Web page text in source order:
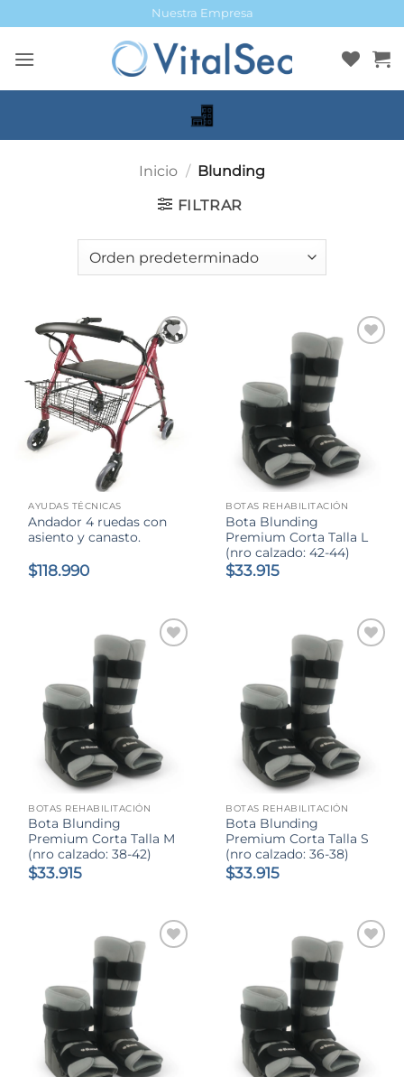
al
contenido
Nuestra Empresa
Inicio / Blunding
FILTRAR
AYUDAS TÉCNICAS
Andador 4 ruedas con
asiento y canasto.
$118.990
BOTAS REHABILITACIÓN
Bota Blunding
Premium Corta Talla L
(nro calzado: 42-44)
$33.915
BOTAS REHABILITACIÓN
Bota Blunding
Premium Corta Talla M
(nro calzado: 38-42)
$33.915
BOTAS REHABILITACIÓN
Bota Blunding
Premium Corta Talla S
(nro calzado: 36-38)
$33.915